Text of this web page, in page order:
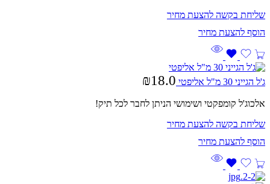
שליחת בקשה להצעת מחיר
ג'ל הגייני 30 מ"ל אליפטי ₪18.0
אלכוג'ל קומפקטי ושימושי הניתן לחבר לכל תיק!
שליחת בקשה להצעת מחיר